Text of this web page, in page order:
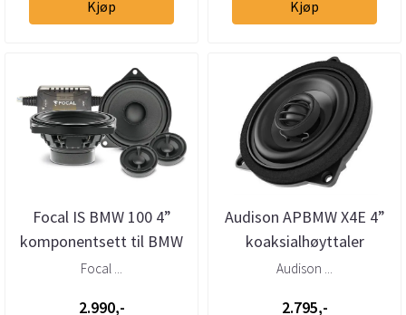
Kjøp Kjøp
Focal IS BMW 100 4”
komponentsett til BMW
og MINI
Focal ...
2.990,-
Audison APBMW X4E 4”
koaksialhøyttaler
BMW/Mini
Audison ...
2.795,-